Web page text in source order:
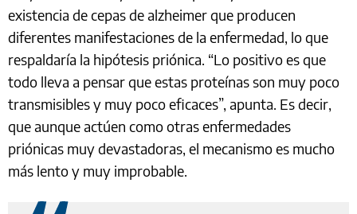
existencia de cepas de alzheimer que producen
diferentes manifestaciones de la enfermedad, lo que
respaldaría la hipótesis priónica. “Lo positivo es que
todo lleva a pensar que estas proteínas son muy poco
transmisibles y muy poco eficaces”, apunta. Es decir,
que aunque actúen como otras enfermedades
priónicas muy devastadoras, el mecanismo es mucho
más lento y muy improbable.